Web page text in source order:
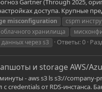
доступа. Крупные
misconfiguration
cspm
хранилища
данных через s3 Ответы: 0
и storage AWS/
- aws s3 ls s3://company-
от RDS-инстанса.